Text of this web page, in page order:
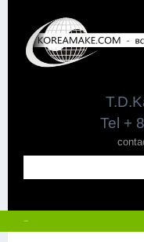
Tel +
МЕНЮ